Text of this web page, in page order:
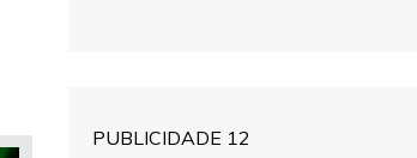
PUBLICIDADE 12